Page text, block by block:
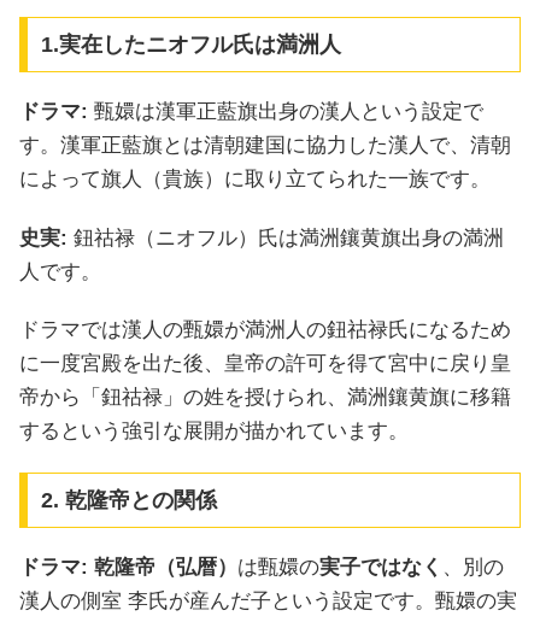
1.実在したニオフル氏は満洲人
ドラマ: 甄嬛は漢軍正藍旗出身の漢人という設定で
す。漢軍正藍旗とは清朝建国に協力した漢人で、清朝
によって旗人（貴族）に取り立てられた一族です。
史実: 鈕祜禄（ニオフル）氏は満洲鑲黄旗出身の満洲
人です。
ドラマでは漢人の甄嬛が満洲人の鈕祜禄氏になるため
に一度宮殿を出た後、皇帝の許可を得て宮中に戻り皇
帝から「鈕祜禄」の姓を授けられ、満洲鑲黄旗に移籍
するという強引な展開が描かれています。
2. 乾隆帝との関係
ドラマ: 乾隆帝（弘暦） は甄嬛の実子ではなく 、別の
漢人の側室 李氏が産んだ子という設定です。甄嬛の実